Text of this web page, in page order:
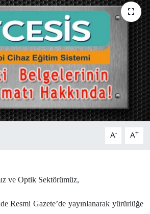
A- A+
ve Optik Sektörümüz,
Resmi Gazete’de yayınlanarak yürürlüğe